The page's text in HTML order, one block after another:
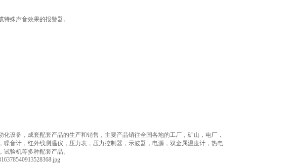
殊声音效果的报警器。
设备，成套配套产品的生产和销售，主要产品销往全国各地的工厂，矿山，电厂，
音计，红外线测温仪，压力表，压力控制器，示波器，电源，双金属温度计，热电
验机等多种配套产品。